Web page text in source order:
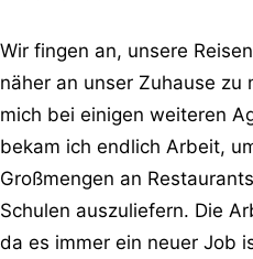
Wir fingen an, unsere
näher an unser Zuhause zu
mich bei einigen weiteren
bekam ich endlich Arbeit,
Großmengen an
Schulen auszuliefern. Die
da es immer ein neuer Job